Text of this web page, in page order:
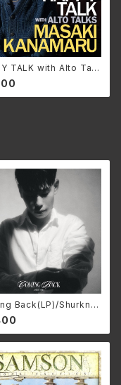
TALK with Alto Talk
正城 RPCJ-7010(仕
Back(LP)/Shurkn P
100(仕様:LP)